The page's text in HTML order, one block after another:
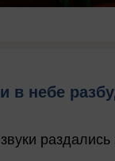
в небе